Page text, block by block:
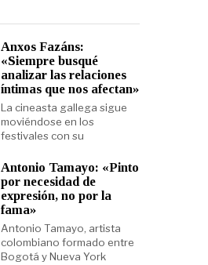
Anxos Fazáns:
«Siempre busqué
analizar las relaciones
íntimas que nos afectan»
La cineasta gallega sigue
moviéndose en los
festivales con su
Antonio Tamayo: «Pinto
por necesidad de
expresión, no por la
fama»
Antonio Tamayo, artista
colombiano formado entre
Bogotá y Nueva York